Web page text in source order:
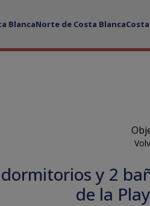
BlancaNorte de Costa Blanca
y 2
de la